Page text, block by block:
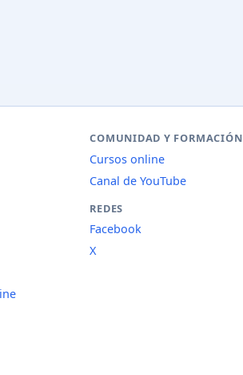
COMUNIDAD Y FORMACIÓN
Cursos online
Canal de YouTube
REDES
Facebook
X